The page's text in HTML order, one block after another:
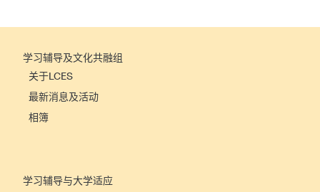
学习辅导及文化共融组
关于LCES
最新消息及活动
相簿
学习辅导与大学适应